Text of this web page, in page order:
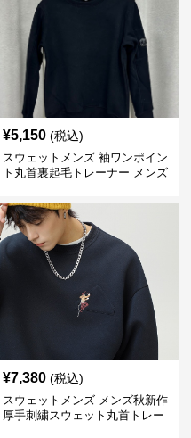
¥5,150 (税込)
スウェットメンズ 袖ワンポイン
ト丸首裏起毛トレーナー メンズ
¥7,380 (税込)
スウェットメンズ メンズ秋新作
厚手刺繍スウェット丸首トレー